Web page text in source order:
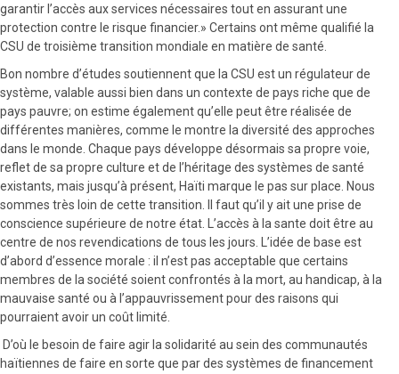
garantir l’accès aux services nécessaires tout en assurant une
protection contre le risque financier.» Certains ont même qualifié la
CSU de troisième transition mondiale en matière de santé.
Bon nombre d’études soutiennent que la CSU est un régulateur de
système, valable aussi bien dans un contexte de pays riche que de
pays pauvre; on estime également qu’elle peut être réalisée de
différentes manières, comme le montre la diversité des approches
dans le monde. Chaque pays développe désormais sa propre voie,
reflet de sa propre culture et de l’héritage des systèmes de santé
existants, mais jusqu’à présent, Haïti marque le pas sur place. Nous
sommes très loin de cette transition. Il faut qu’il y ait une prise de
conscience supérieure de notre état. L’accès à la sante doit être au
centre de nos revendications de tous les jours. L’idée de base est
d’abord d’essence morale : il n’est pas acceptable que certains
membres de la société soient confrontés à la mort, au handicap, à la
mauvaise santé ou à l’appauvrissement pour des raisons qui
pourraient avoir un coût limité.
D’où le besoin de faire agir la solidarité au sein des communautés
haïtiennes de faire en sorte que par des systèmes de financement